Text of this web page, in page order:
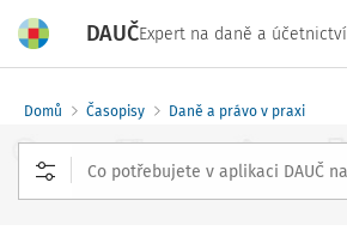
DAUČExpert na daně a účetnictví
Domů Časopisy Daně a právo v praxi